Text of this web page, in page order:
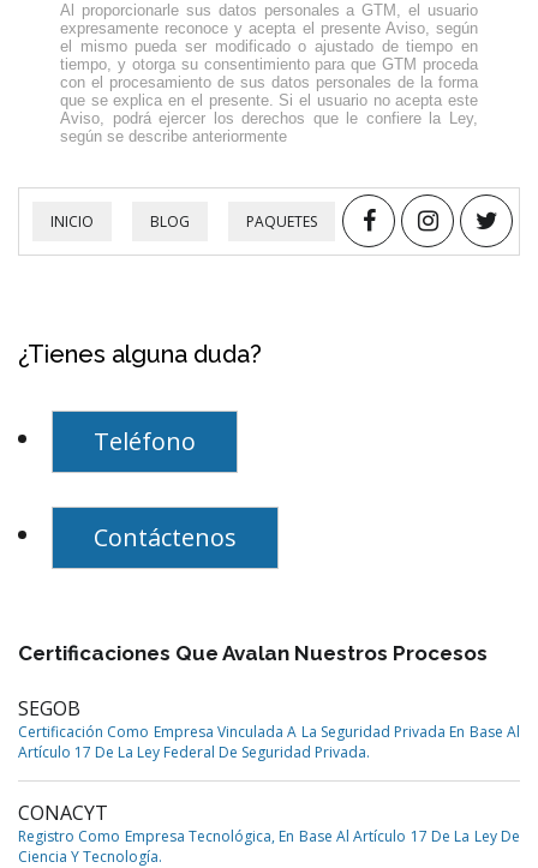
Al proporcionarle sus datos personales a GTM, el usuario
expresamente reconoce y acepta el presente Aviso, según
el mismo pueda ser modificado o ajustado de tiempo en
tiempo, y otorga su consentimiento para que GTM proceda
con el procesamiento de sus datos personales de la forma
que se explica en el presente. Si el usuario no acepta este
Aviso, podrá ejercer los derechos que le confiere la Ley,
según se describe anteriormente
INICIO BLOG PAQUETES
¿Tienes alguna duda?
Teléfono
Contáctenos
Certificaciones Que Avalan Nuestros Procesos
SEGOB
Certificación Como Empresa Vinculada A La Seguridad Privada En Base Al
Artículo 17 De La Ley Federal De Seguridad Privada.
CONACYT
Registro Como Empresa Tecnológica, En Base Al Artículo 17 De La Ley De
Ciencia Y Tecnología.